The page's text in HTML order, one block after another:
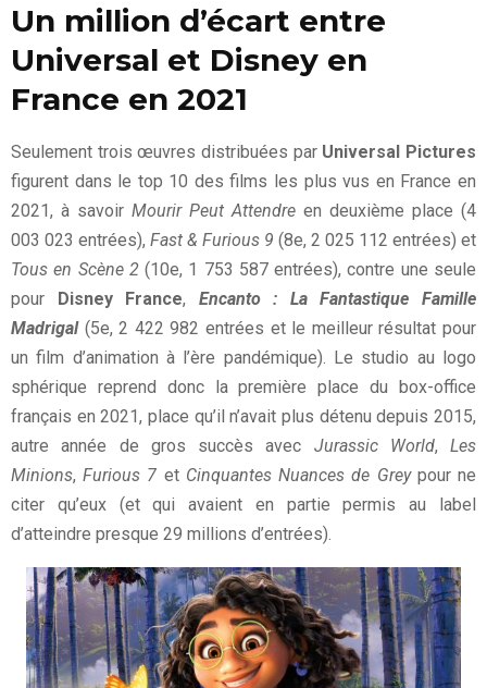
Un million d’écart entre
Universal et Disney en
France en 2021
Seulement trois œuvres distribuées par Universal Pictures
figurent dans le top 10 des films les plus vus en France en
2021, à savoir Mourir Peut Attendre en deuxième place (4
003 023 entrées), Fast & Furious 9 (8e, 2 025 112 entrées) et
Tous en Scène 2(10e, 1 753 587 entrées), contre une seule
pour
Disney France, Encanto : La Fantastique Famille
Madrigal(5e, 2 422 982 entrées et le meilleur résultat pour
un film d’animation à l’ère pandémique). Le studio au logo
sphérique reprend donc la première place du box-office
français en 2021, place qu’il n’avait plus détenu depuis 2015,
autre année de gros succès avec Jurassic World, Les
Minions,Furious 7 et Cinquantes Nuances de Greypour ne
citer qu’eux (et qui avaient en partie permis au label
d’atteindre presque 29 millions d’entrées).